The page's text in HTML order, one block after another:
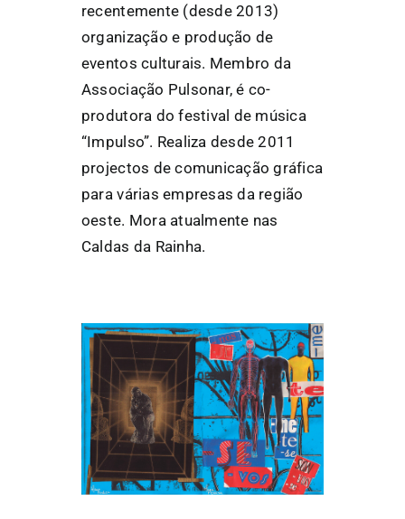
recentemente (desde 2013)
organização e produção de
eventos culturais. Membro da
Associação Pulsonar, é co-
produtora do festival de música
“Impulso”. Realiza desde 2011
projectos de comunicação gráfica
para várias empresas da região
oeste. Mora atualmente nas
Caldas da Rainha.